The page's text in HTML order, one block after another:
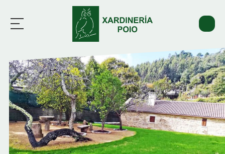
Inicio
Servicios
Trabajos
Actualidad